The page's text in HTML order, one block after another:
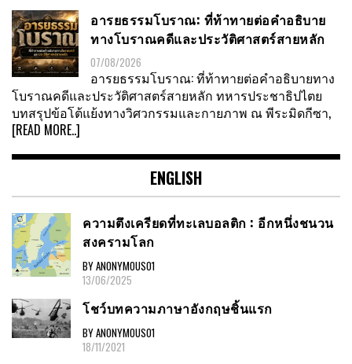
อารยธรรมโบราณ: ที่ท้าทายต่อคำอธิบาย
ทางโบราณคดีและประวัติศาสตร์สายหลัก
07/08/2026
อารยธรรมโบราณ: ที่ท้าทายต่อคำอธิบายทาง
โบราณคดีและประวัติศาสตร์สายหลัก ทหารประชาธิปไตย
บทสรุปข้อโต้แย้งทางวิศวกรรมและกายภาพ ณ พีระมิดกีซา,
[READ MORE..]
ENGLISH
ความตึงเครียดที่ทะเลบอลติก : อีกหนึ่งชนวน
สงครามโลก
BY ANONYMOUS01
13/06/2025
โชว์บทความภาษาอังกฤษชิ้นแรก
BY ANONYMOUS01
18/11/2021